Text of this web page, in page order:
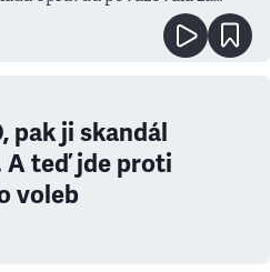
pak ji skandál
A teď jde proti
voleb